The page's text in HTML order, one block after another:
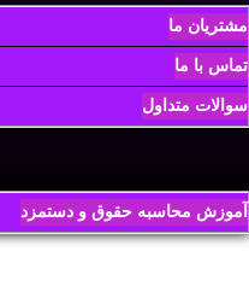
مشتریان ما
تماس با ما
سوالات متداول
آموزش محاسبه حقوق و دستمزد